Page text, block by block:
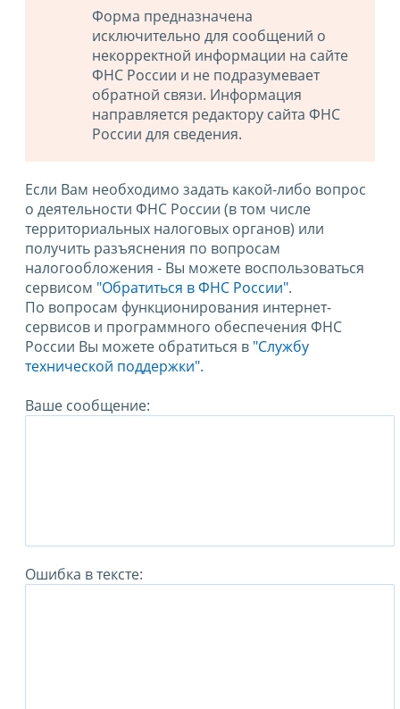
Форма предназначена
исключительно для сообщений о
некорректной информации на сайте
ФНС России и не подразумевает
обратной связи. Информация
направляется редактору сайта ФНС
России для сведения.
Если Вам необходимо задать какой-либо вопрос
о деятельности ФНС России (в том числе
территориальных налоговых органов) или
получить разъяснения по вопросам
налогообложения - Вы можете воспользоваться
сервисом "Обратиться в ФНС России".
По вопросам функционирования интернет-
сервисов и программного обеспечения ФНС
России Вы можете обратиться в "Службу
технической поддержки".
Ваше сообщение:
Ошибка в тексте: